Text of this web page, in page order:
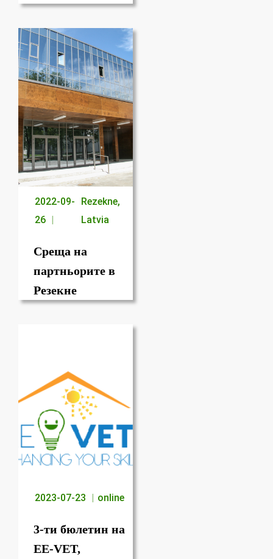
2022-09-
26
Rezekne,
Latvia
Среща на
партньорите в
Резекне
2023-07-23 online
3-ти бюлетин на
EE-VET,